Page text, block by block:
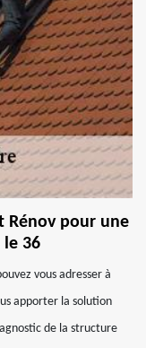
Rénov pour une
36
vous adresser à
apporter la solution
de la structure